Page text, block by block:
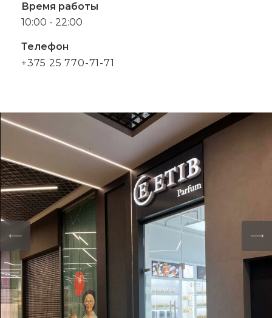
Время работы
10:00 - 22:00
Телефон
+375 25 770-71-71